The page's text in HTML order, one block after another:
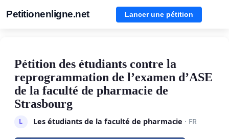
Petitionenligne.net Lancer une pétition
Pétition des étudiants contre la
reprogrammation de l’examen d’ASE
de la faculté de pharmacie de
Strasbourg
L Les étudiants de la faculté de pharmacie · FR